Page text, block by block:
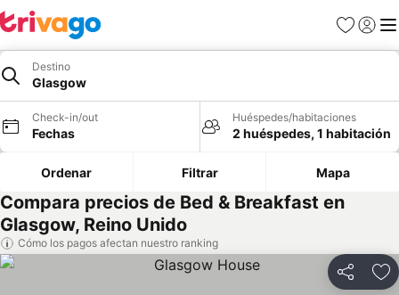
Favoritos
Iniciar
Destino
Glasgow
Check-in/out
Fechas
Huéspedes/habitaciones
2 huéspedes, 1 habitación
Ordenar Filtrar Mapa
Compara precios de Bed & Breakfast en
Glasgow, Reino Unido
Cómo los pagos afectan nuestro ranking
Compartir